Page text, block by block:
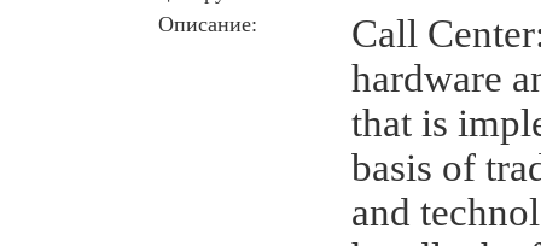
Описание:
Call
hardware
that is
basis of
and